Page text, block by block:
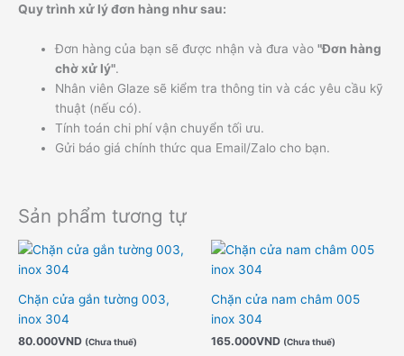
Quy trình xử lý đơn hàng như sau:
Đơn hàng của bạn sẽ được nhận và đưa vào"Đơn hàng
chờ xử lý".
Nhân viên Glaze sẽ kiểm tra thông tin và các yêu cầu kỹ
thuật (nếu có).
Tính toán chi phí vận chuyển tối ưu.
Gửi báo giá chính thức qua Email/Zalo cho bạn.
Sản phẩm tương tự
Chặn cửa gắn tường 003,
inox 304
80.000VND (Chưa thuế)
Chặn cửa nam châm 005
inox 304
165.000VND (Chưa thuế)